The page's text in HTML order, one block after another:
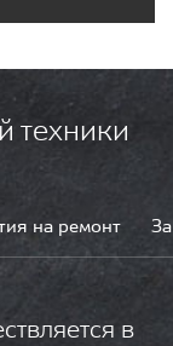
техники
на ремонт
в